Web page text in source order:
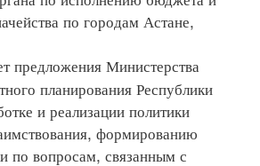
по городам Астане,
предложения Министерства
планирования Республики
и реализации политики
формированию
по вопросам, связанным с